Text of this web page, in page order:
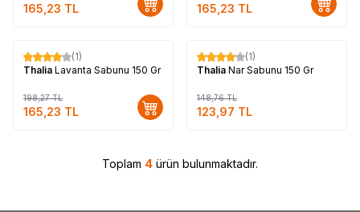
165,23 TL 165,23 TL
%17
(1)
Thalia Lavanta Sabunu 150 Gr
198,27TL
165,23 TL
%17
(1)
Thalia Nar Sabunu 150 Gr
148,76TL
123,97 TL
Toplam 4 ürün bulunmaktadır.